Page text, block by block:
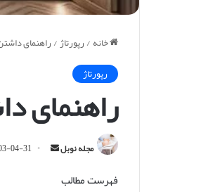
خانه/رپورتاژ/راهنمای
رپورتاژ
راهنمای
مجله نوبل 04-31
فهرست مطالب